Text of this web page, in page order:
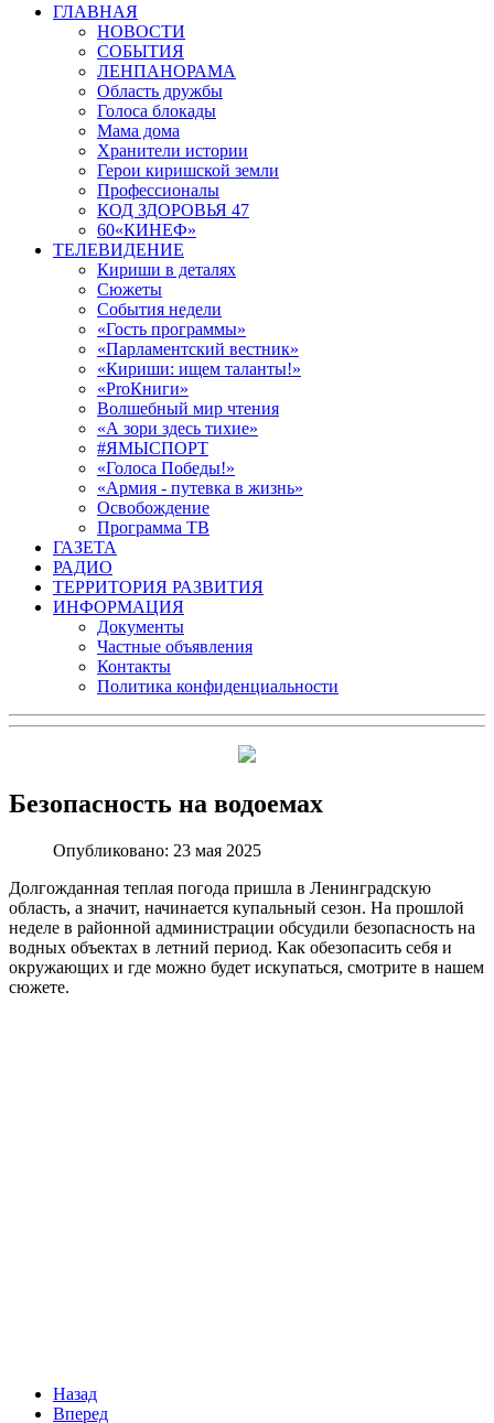
ГЛАВНАЯ
НОВОСТИ
СОБЫТИЯ
ЛЕНПАНОРАМА
Область дружбы
Голоса блокады
Мама дома
Хранители истории
Герои киришской земли
Профессионалы
КОД ЗДОРОВЬЯ 47
60«КИНЕФ»
ТЕЛЕВИДЕНИЕ
Кириши в деталях
Сюжеты
События недели
«Гость программы»
«Парламентский вестник»
«Кириши: ищем таланты!»
«ProКниги»
Волшебный мир чтения
«А зори здесь тихие»
#ЯМЫСПОРТ
«Голоса Победы!»
«Армия - путевка в жизнь»
Освобождение
Программа ТВ
ГАЗЕТА
РАДИО
ТЕРРИТОРИЯ РАЗВИТИЯ
ИНФОРМАЦИЯ
Документы
Частные объявления
Контакты
Политика конфиденциальности
Безопасность на водоемах
Опубликовано: 23 мая 2025
Долгожданная теплая погода пришла в Ленинградскую
область, а значит, начинается купальный сезон. На прошлой
неделе в районной администрации обсудили безопасность на
водных объектах в летний период. Как обезопасить себя и
окружающих и где можно будет искупаться, смотрите в нашем
сюжете.
Назад
Вперед